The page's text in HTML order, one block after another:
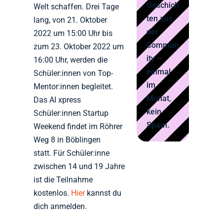
Welt schaffen. Drei Tage
lang, von 21. Oktober
2022 um 15:00 Uhr bis
zum 23. Oktober 2022 um
16:00 Uhr, werden die
Schüler:innen von Top-
Mentor:innen begleitet.
Das AI xpress
Schüler:innen Startup
Weekend findet im Röhrer
Weg 8 in Böblingen
statt. Für Schüler:inne
zwischen 14 und 19 Jahre
ist die Teilnahme
kostenlos. Hierkannst du
dich anmelden.
Geschich
ten aus
der
Commun
ity —
einmal
im
Monat,
kein
Spam.